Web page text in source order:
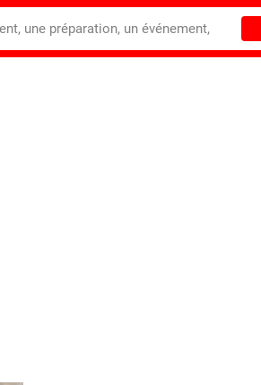
une préparation, un événement,